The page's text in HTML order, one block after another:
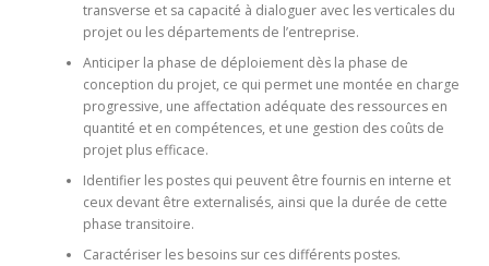
transverse et sa capacité à dialoguer avec les verticales du
projet ou les départements de l’entreprise.
Anticiper la phase de déploiement dès la phase de
conception du projet, ce qui permet une montée en charge
progressive, une affectation adéquate des ressources en
quantité et en compétences, et une gestion des coûts de
projet plus efficace.
Identifier les postes qui peuvent être fournis en interne et
ceux devant être externalisés, ainsi que la durée de cette
phase transitoire.
Caractériser les besoins sur ces différents postes.